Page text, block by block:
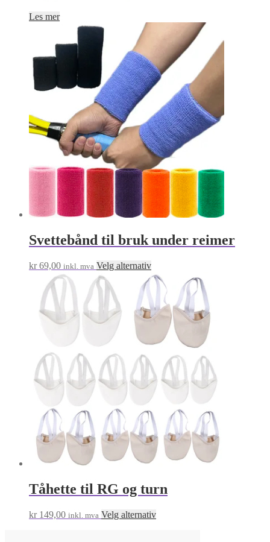
Les mer
Svettebånd til bruk under reimer
kr69,00 inkl. mva Velg alternativDette
produktet
har
flere
varianter.
Alternativene
velges
produktsiden
Tåhette til RG og turn
kr149,00 inkl. mva Velg alternativDette